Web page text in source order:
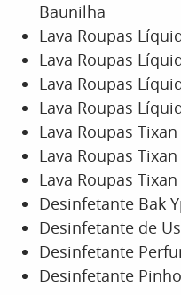
Baunilha
Lava Roupas
Lava Roupas
Lava Roupas
Lava Roupas
Lava Roupas
Lava Roupas
Lava Roupas
Desinfetante Bak
Desinfetante de
Desinfetante
Desinfetante